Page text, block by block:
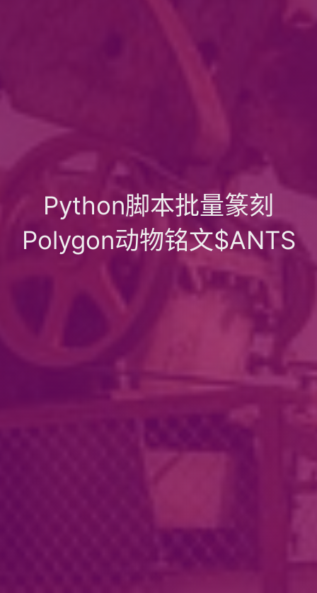
Python脚本批量篆刻
Polygon动物铭文$ANTS